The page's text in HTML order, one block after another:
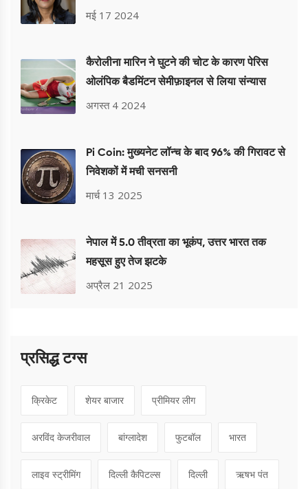
आरोप लगाया
मई 17 2024
कैरोलीना मारिन ने घुटने की चोट के कारण पेरिस
ओलंपिक बैडमिंटन सेमीफ़ाइनल से लिया संन्यास
अगस्त 4 2024
Pi Coin: मुख्यनेट लॉन्च के बाद 96% की गिरावट से
निवेशकों में मची सनसनी
मार्च 13 2025
नेपाल में 5.0 तीव्रता का भूकंप, उत्तर भारत तक
महसूस हुए तेज झटके
अप्रैल 21 2025
प्रसिद्ध टग्स
क्रिकेट शेयर बाजार प्रीमियर लीग
अरविंद केजरीवाल बांग्लादेश फुटबॉल भारत
लाइव स्ट्रीमिंग दिल्ली कैपिटल्स दिल्ली ऋषभ पंत